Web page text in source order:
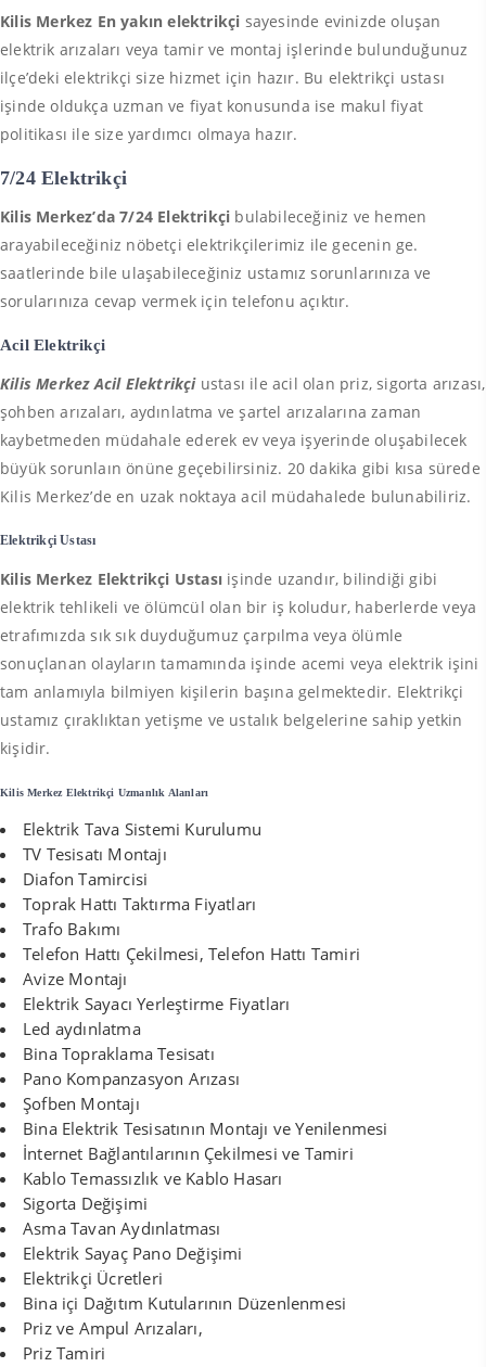
Kilis Merkez En yakın elektrikçi sayesinde evinizde oluşan
elektrik arızaları veya tamir ve montaj işlerinde bulunduğunuz
ilçe’deki elektrikçi size hizmet için hazır. Bu elektrikçi ustası
işinde oldukça uzman ve fiyat konusunda ise makul fiyat
politikası ile size yardımcı olmaya hazır.
7/24 Elektrikçi
Kilis Merkez’da 7/24 Elektrikçi bulabileceğiniz ve hemen
arayabileceğiniz nöbetçi elektrikçilerimiz ile gecenin ge.
saatlerinde bile ulaşabileceğiniz ustamız sorunlarınıza ve
sorularınıza cevap vermek için telefonu açıktır.
Acil Elektrikçi
Kilis Merkez Acil Elektrikçiustası ile acil olan priz, sigorta arızası,
şohben arızaları, aydınlatma ve şartel arızalarına zaman
kaybetmeden müdahale ederek ev veya işyerinde oluşabilecek
büyük sorunlaın önüne geçebilirsiniz. 20 dakika gibi kısa sürede
Kilis Merkez’de en uzak noktaya acil müdahalede bulunabiliriz.
Elektrikçi Ustası
Kilis Merkez Elektrikçi Ustası işinde uzandır, bilindiği gibi
elektrik tehlikeli ve ölümcül olan bir iş koludur, haberlerde veya
etrafımızda sık sık duyduğumuz çarpılma veya ölümle
sonuçlanan olayların tamamında işinde acemi veya elektrik işini
tam anlamıyla bilmiyen kişilerin başına gelmektedir. Elektrikçi
ustamız çıraklıktan yetişme ve ustalık belgelerine sahip yetkin
kişidir.
Kilis Merkez Elektrikçi Uzmanlık Alanları
Elektrik Tava Sistemi Kurulumu
TV Tesisatı Montajı
Diafon Tamircisi
Toprak Hattı Taktırma Fiyatları
Trafo Bakımı
Telefon Hattı Çekilmesi, Telefon Hattı Tamiri
Avize Montajı
Elektrik Sayacı Yerleştirme Fiyatları
Led aydınlatma
Bina Topraklama Tesisatı
Pano Kompanzasyon Arızası
Şofben Montajı
Bina Elektrik Tesisatının Montajı ve Yenilenmesi
İnternet Bağlantılarının Çekilmesi ve Tamiri
Kablo Temassızlık ve Kablo Hasarı
Sigorta Değişimi
Asma Tavan Aydınlatması
Elektrik Sayaç Pano Değişimi
Elektrikçi Ücretleri
Bina içi Dağıtım Kutularının Düzenlenmesi
Priz ve Ampul Arızaları,
Priz Tamiri